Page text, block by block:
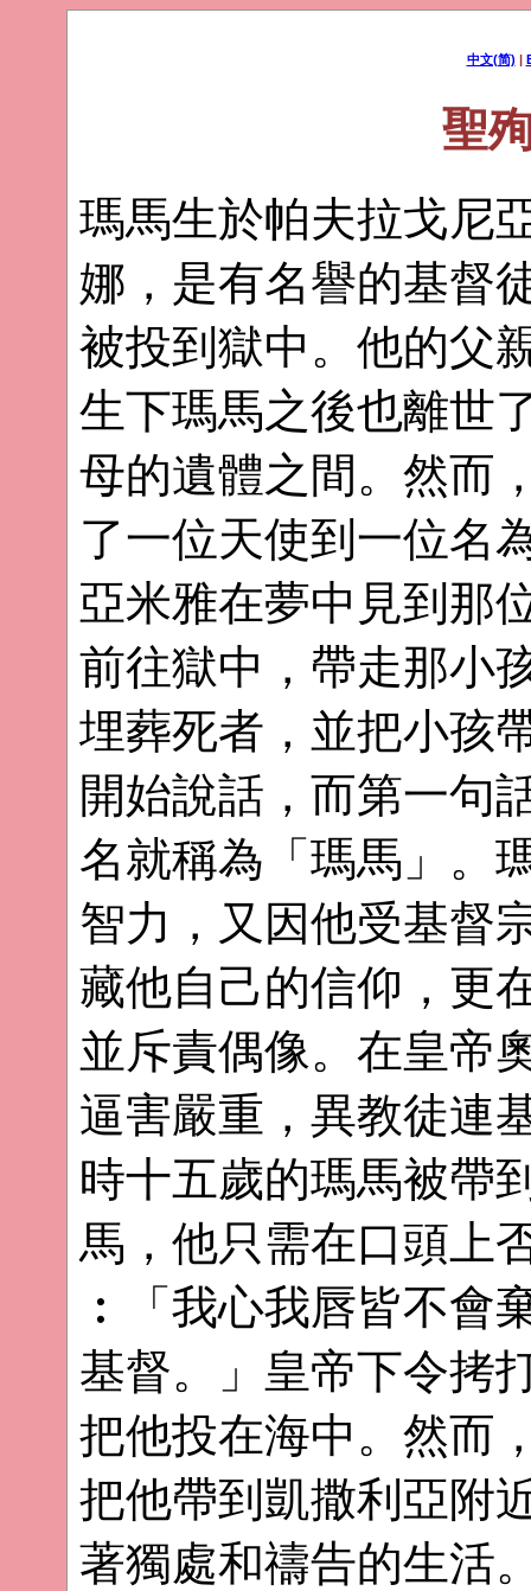
中文(简) |
聖
瑪馬生於帕夫拉戈尼
娜，是有名譽的基督
被投到獄中。他的父
生下瑪馬之後也離世
母的遺體之間。然而
了一位天使到一位名
亞米雅在夢中見到那
前往獄中，帶走那小
埋葬死者，並把小孩
開始說話，而第一句
名就稱為「瑪馬」。
智力，又因他受基督
藏他自己的信仰，更
並斥責偶像。在皇帝
逼害嚴重，異教徒連
時十五歲的瑪馬被帶
馬，他只需在口頭上
︰「我心我唇皆不會
基督。」皇帝下令拷
把他投在海中。然而
把他帶到凱撒利亞附
著獨處和禱告的生活